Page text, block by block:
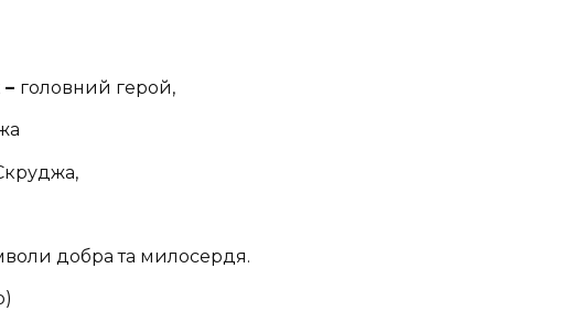
головний герой,
добра та милосердя.